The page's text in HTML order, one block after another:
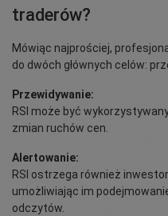
traderów?
Mówiąc najprościej,
do dwóch głównych celów:
Przewidywanie:
RSI może być
zmian ruchów cen.
Alertowanie:
RSI ostrzega również
umożliwiając im
odczytów.